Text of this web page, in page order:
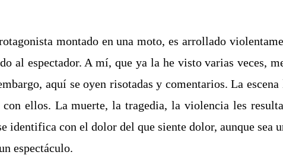
montado en una moto, es arrollado
al espectador. A mí, que ya la he visto varias veces,
aquí se oyen risotadas y comentarios. La
ellos. La muerte, la tragedia, la violencia les
identifica con el dolor del que siente dolor, aunque sea
espectáculo.